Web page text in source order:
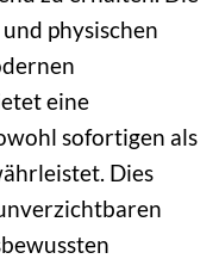
physischen
eine
sofortigen als
Dies